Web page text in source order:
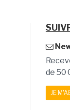
de 50
JE